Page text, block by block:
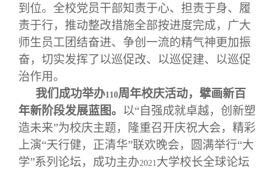
到位。全校党员干部知责于心、担责于身、履
责于行，推动整改措施全部按进度完成，广大
师生员工团结奋进、争创一流的精气神更加振
奋，切实发挥了以巡促改、以巡促建、以巡促
治作用。
我们成功举办110周年校庆活动，擘画新百
年新阶段发展蓝图。 以“自强成就卓越，创新塑
造未来”为校庆主题，隆重召开庆祝大会，精彩
上演“天行健，正清华”联欢晚会，圆满举行“大
学”系列论坛，成功主办2021 大学校长全球论坛